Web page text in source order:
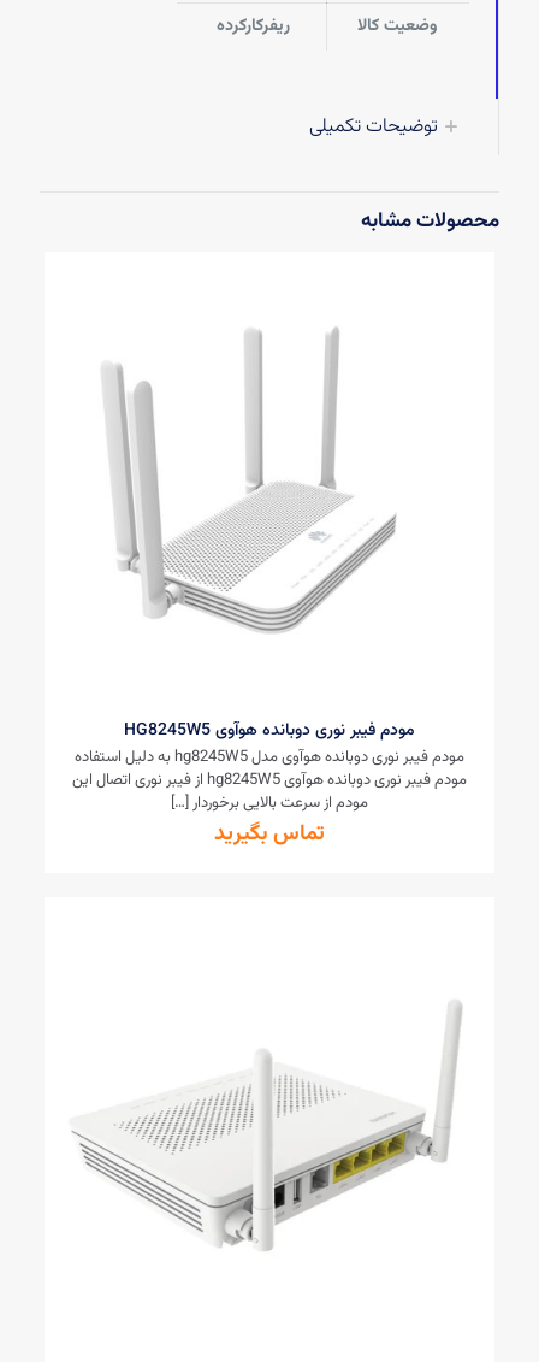
وضعیت کالا ریفرکارکرده
توضیحات تکمیلی
محصولات مشابه
مودم فیبر نوری دوبانده هوآوی HG8245W5
مودم فیبر نوری دوبانده هوآوی مدل hg8245W5 به دلیل استفاده
مودم فیبر نوری دوبانده هوآوی hg8245W5 از فیبر نوری اتصال این
مودم از سرعت بالایی برخوردار […]
تماس بگیرید